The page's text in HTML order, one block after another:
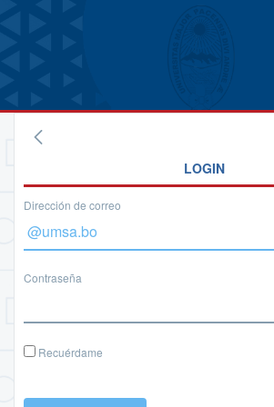
LOGIN
Dirección de correo
Contraseña
Recuérdame